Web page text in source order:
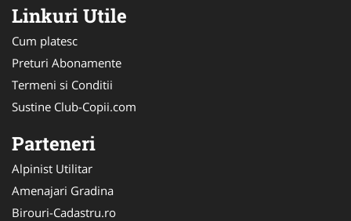
Linkuri Utile
Cum platesc
Preturi Abonamente
Termeni si Conditii
Sustine Club-Copii.com
Parteneri
Alpinist Utilitar
Amenajari Gradina
Birouri-Cadastru.ro